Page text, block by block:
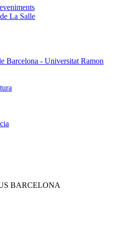
La Salle
Barcelona - Universitat Ramon
BARCELONA